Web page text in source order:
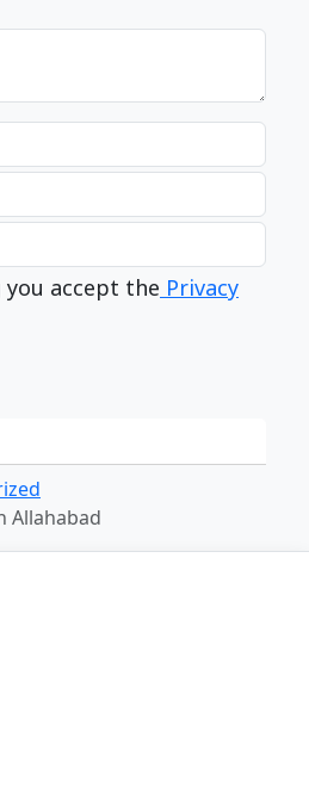
accept the Privacy
Allahabad